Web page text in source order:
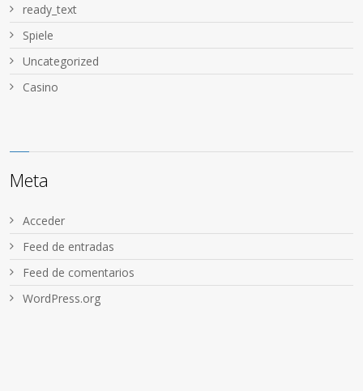
ready_text
Spiele
Uncategorized
Сasino
Meta
Acceder
Feed de entradas
Feed de comentarios
WordPress.org